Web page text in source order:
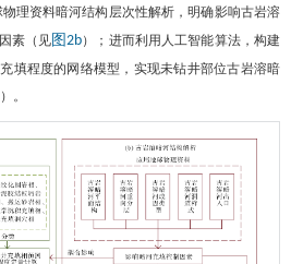
物理资料暗河结构层次性解析，明确影响古岩溶
素（见图2b）；进而利用人工智能算法，构建
填程度的网络模型，实现未钻井部位古岩溶暗
）。